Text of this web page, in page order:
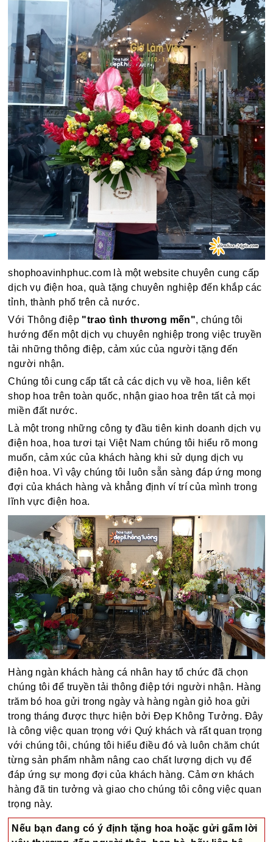
shophoavinhphuc.com là một website chuyên cung cấp
dịch vụ điện hoa, quà tặng chuyên nghiệp đến khắp các
tỉnh, thành phố trên cả nước.
Với Thông điệp "trao tình thương mến", chúng tôi
hướng đến một dịch vụ chuyên nghiệp trong việc truyền
tải những thông điệp, cảm xúc của người tặng đến
người nhận.
Chúng tôi cung cấp tất cả các dịch vụ về hoa, liên kết
shop hoa trên toàn quốc, nhận giao hoa trên tất cả mọi
miền đất nước.
Là một trong những công ty đầu tiên kinh doanh dịch vụ
điện hoa, hoa tươi tại Việt Nam chúng tôi hiểu rõ mong
muốn, cảm xúc của khách hàng khi sử dụng dịch vụ
điện hoa. Vì vậy chúng tôi luôn sẵn sàng đáp ứng mong
đợi của khách hàng và khẳng định ví trí của mình trong
lĩnh vực điện hoa.
Hàng ngàn khách hàng cá nhân hay tổ chức đã chọn
chúng tôi để truyền tải thông điệp tới người nhận. Hàng
trăm bó hoa gửi trong ngày và hàng ngàn giỏ hoa gửi
trong tháng được thực hiện bởi Đẹp Không Tưởng. Đây
là công việc quan trọng với Quý khách và rất quan trọng
với chúng tôi, chúng tôi hiểu điều đó và luôn chăm chút
từng sản phẩm nhằm nâng cao chất lượng dịch vụ để
đáp ứng sự mong đợi của khách hàng. Cảm ơn khách
hàng đã tin tưởng và giao cho chúng tôi công việc quan
trọng này.
Nếu bạn đang có ý định tặng hoa hoặc gửi gấm lời